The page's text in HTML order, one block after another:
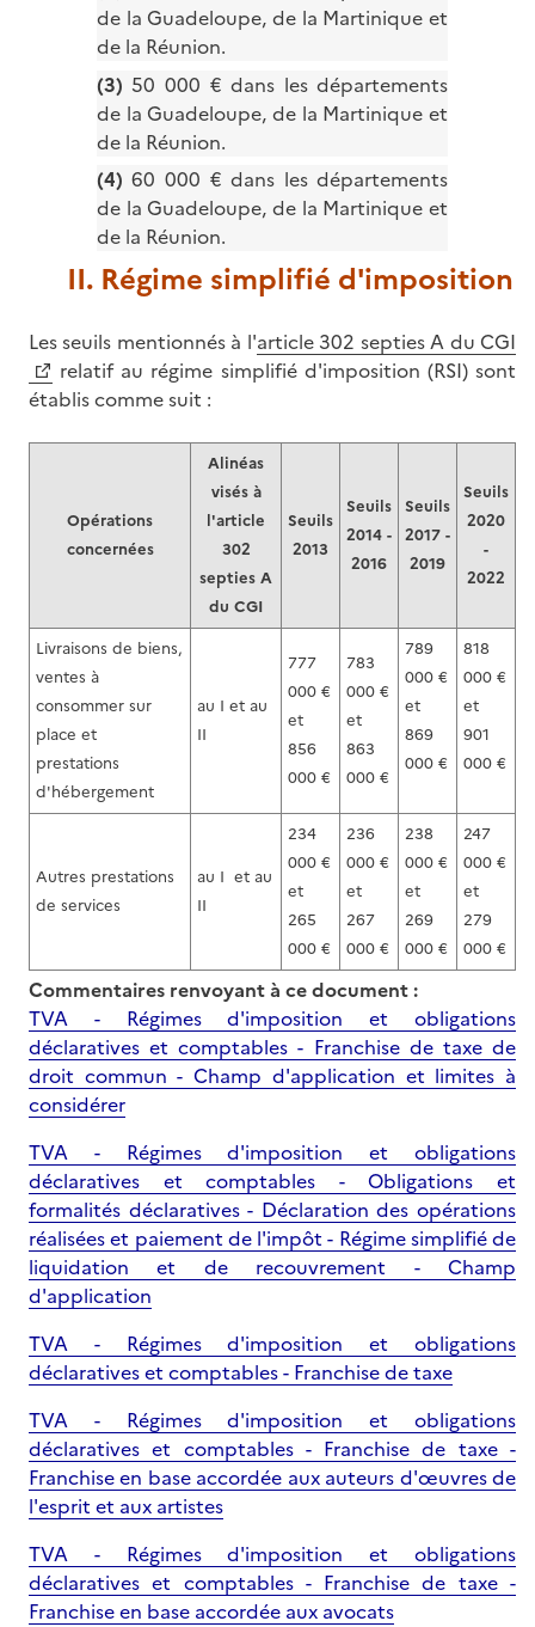
de la Guadeloupe, de la Martinique et
de la Réunion.
(3) 50 000 € dans les départements
de la Guadeloupe, de la Martinique et
de la Réunion.
(4) 60 000 € dans les départements
de la Guadeloupe, de la Martinique et
de la Réunion.
II. Régime simplifié d'imposition
Les seuils mentionnés à l'article 302 septies A du CGI
relatif au régime simplifié d'imposition (RSI) sont
établis comme suit :
Opérations
concernées
Alinéas
visés à
l'article
302
septies A
du CGI
Seuils
2013
Seuils
2014 -
2016
Seuils
2017 -
2019
Seuils
2020
-
2022
Livraisons de biens,
ventes à
consommer sur
place et
prestations
d'hébergement
au I et au
II
777
000 €
et
856
000 €
783
000 €
et
863
000 €
789
000 €
et
869
000 €
818
000 €
et
901
000 €
Autres prestations
de services
au I et au
II
234
000 €
et
265
000 €
236
000 €
et
267
000 €
238
000 €
et
269
000 €
247
000 €
et
279
000 €
Commentaires renvoyant à ce document :
TVA - Régimes d'imposition et obligations
déclaratives et comptables - Franchise de taxe de
droit commun - Champ d'application et limites à
considérer
TVA - Régimes d'imposition et obligations
déclaratives et comptables - Obligations et
formalités déclaratives - Déclaration des opérations
réalisées et paiement de l'impôt - Régime simplifié de
liquidation et de recouvrement - Champ
d'application
TVA - Régimes d'imposition et obligations
déclaratives et comptables - Franchise de taxe
TVA - Régimes d'imposition et obligations
déclaratives et comptables - Franchise de taxe -
Franchise en base accordée aux auteurs d'œuvres de
l'esprit et aux artistes
TVA - Régimes d'imposition et obligations
déclaratives et comptables - Franchise de taxe -
Franchise en base accordée aux avocats